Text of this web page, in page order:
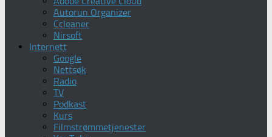
Autorun Organizer
Ccleaner
Nirsoft
Internett
Google
Nettsøk
Radio
TV
Podkast
Kurs
Filmstrømmetjenester